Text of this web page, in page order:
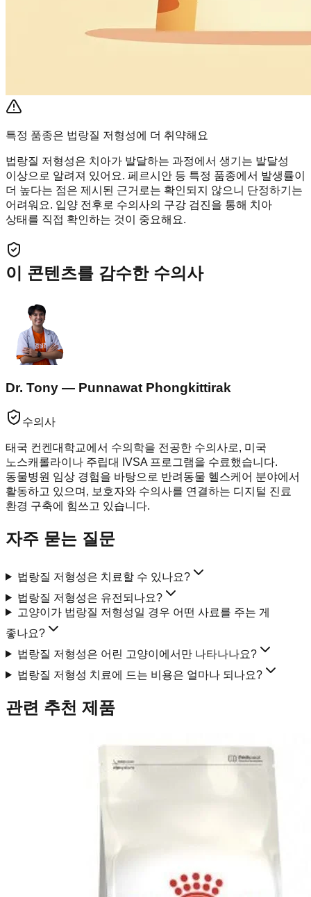
특정 품종은 법랑질 저형성에 더 취약해요
법랑질 저형성은 치아가 발달하는 과정에서 생기는 발달성
이상으로 알려져 있어요. 페르시안 등 특정 품종에서 발생률이
더 높다는 점은 제시된 근거로는 확인되지 않으니 단정하기는
어려워요. 입양 전후로 수의사의 구강 검진을 통해 치아
상태를 직접 확인하는 것이 중요해요.
이 콘텐츠를 감수한 수의사
Dr. Tony — Punnawat Phongkittirak
수의사
태국 컨켄대학교에서 수의학을 전공한 수의사로, 미국
노스캐롤라이나 주립대 IVSA 프로그램을 수료했습니다.
동물병원 임상 경험을 바탕으로 반려동물 헬스케어 분야에서
활동하고 있으며, 보호자와 수의사를 연결하는 디지털 진료
환경 구축에 힘쓰고 있습니다.
자주 묻는 질문
법랑질 저형성은 치료할 수 있나요?
법랑질 저형성은 유전되나요?
고양이가 법랑질 저형성일 경우 어떤 사료를 주는 게
좋나요?
법랑질 저형성은 어린 고양이에서만 나타나나요?
법랑질 저형성 치료에 드는 비용은 얼마나 되나요?
관련 추천 제품